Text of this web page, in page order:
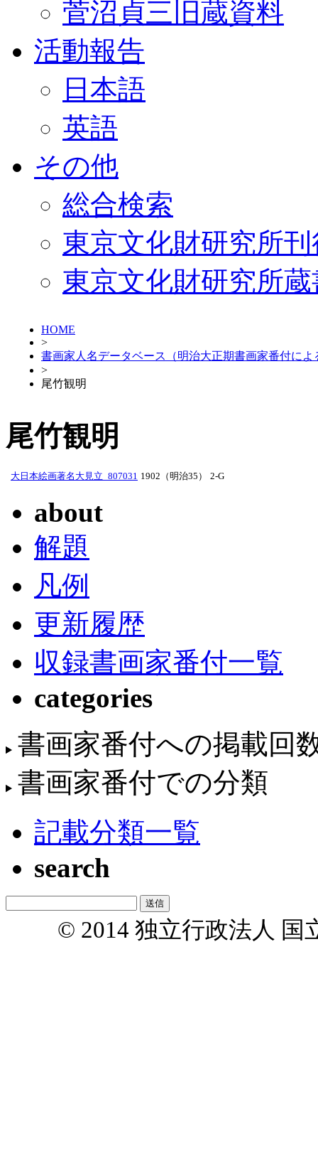
菅沼貞三旧蔵資料
活動報告
日本語
英語
その他
総合検索
東京文化財研究所
東京文化財研究所
HOME
>
書画家人名データベース（明治大正期書画家番付によ
>
尾竹観明
尾竹観明
大日本絵画著名大見立_807031 1902（明治35） 2-G
about
解題
凡例
更新履歴
収録書画家番付一覧
categories
書画家番付への掲載回
書画家番付での分類
記載分類一覧
search
© 2014 独立行政法人 国